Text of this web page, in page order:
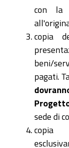
con la
copia
beni/
pagati.
Progetto
sede di
copia